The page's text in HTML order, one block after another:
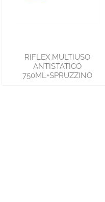
RIFLEX MULTIUSO
ANTISTATICO
750ML+SPRUZZINO